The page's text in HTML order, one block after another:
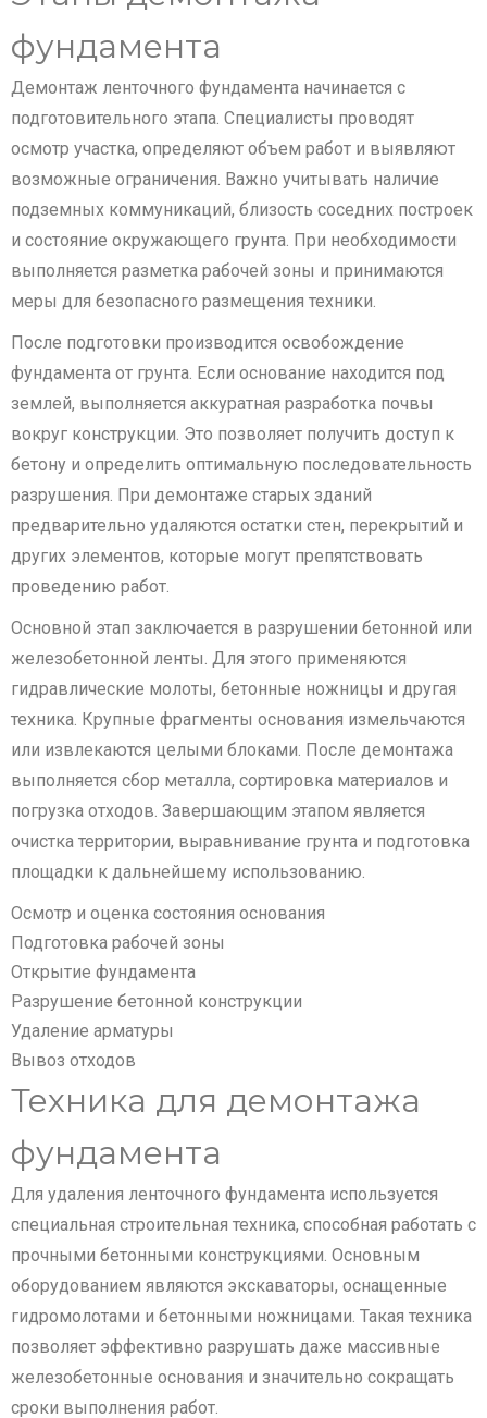
фундамента
Демонтаж ленточного фундамента начинается с
подготовительного этапа. Специалисты проводят
осмотр участка, определяют объем работ и выявляют
возможные ограничения. Важно учитывать наличие
подземных коммуникаций, близость соседних построек
и состояние окружающего грунта. При необходимости
выполняется разметка рабочей зоны и принимаются
меры для безопасного размещения техники.
После подготовки производится освобождение
фундамента от грунта. Если основание находится под
землей, выполняется аккуратная разработка почвы
вокруг конструкции. Это позволяет получить доступ к
бетону и определить оптимальную последовательность
разрушения. При демонтаже старых зданий
предварительно удаляются остатки стен, перекрытий и
других элементов, которые могут препятствовать
проведению работ.
Основной этап заключается в разрушении бетонной или
железобетонной ленты. Для этого применяются
гидравлические молоты, бетонные ножницы и другая
техника. Крупные фрагменты основания измельчаются
или извлекаются целыми блоками. После демонтажа
выполняется сбор металла, сортировка материалов и
погрузка отходов. Завершающим этапом является
очистка территории, выравнивание грунта и подготовка
площадки к дальнейшему использованию.
Осмотр и оценка состояния основания
Подготовка рабочей зоны
Открытие фундамента
Разрушение бетонной конструкции
Удаление арматуры
Вывоз отходов
Техника для демонтажа
фундамента
Для удаления ленточного фундамента используется
специальная строительная техника, способная работать с
прочными бетонными конструкциями. Основным
оборудованием являются экскаваторы, оснащенные
гидромолотами и бетонными ножницами. Такая техника
позволяет эффективно разрушать даже массивные
железобетонные основания и значительно сокращать
сроки выполнения работ.